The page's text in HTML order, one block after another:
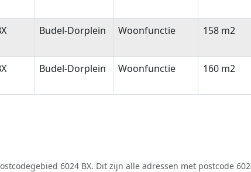
Budel-Dorplein Woonfunctie 158 m2
Budel-Dorplein Woonfunctie 160 m2
6024 BX. Dit zijn alle adressen met postcode